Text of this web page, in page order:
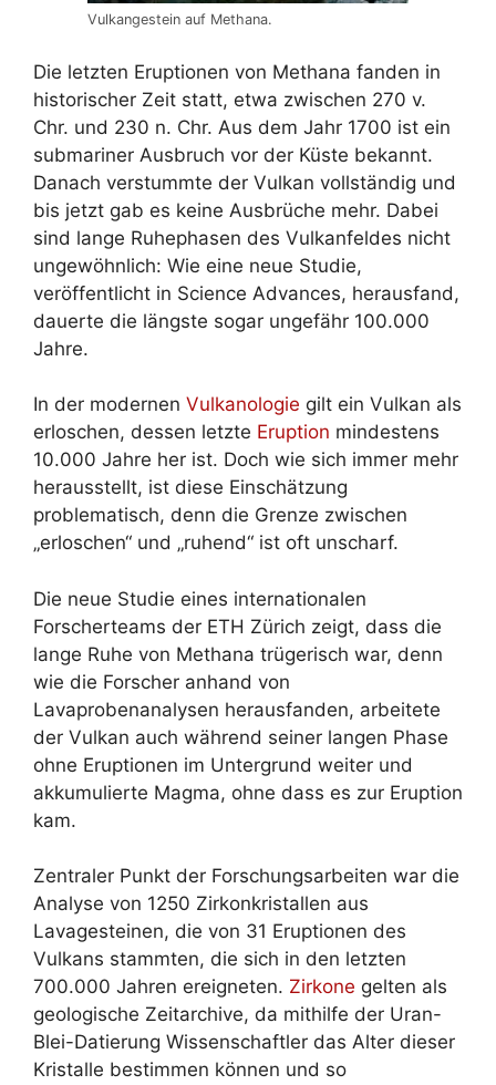
Vulkangestein auf Methana.
Die letzten Eruptionen von Methana fanden in
historischer Zeit statt, etwa zwischen 270 v.
Chr. und 230 n. Chr. Aus dem Jahr 1700 ist ein
submariner Ausbruch vor der Küste bekannt.
Danach verstummte der Vulkan vollständig und
bis jetzt gab es keine Ausbrüche mehr. Dabei
sind lange Ruhephasen des Vulkanfeldes nicht
ungewöhnlich: Wie eine neue Studie,
veröffentlicht in Science Advances, herausfand,
dauerte die längste sogar ungefähr 100.000
Jahre.
In der modernen Vulkanologie gilt ein Vulkan als
erloschen, dessen letzte Eruption mindestens
10.000 Jahre her ist. Doch wie sich immer mehr
herausstellt, ist diese Einschätzung
problematisch, denn die Grenze zwischen
„erloschen“ und „ruhend“ ist oft unscharf.
Die neue Studie eines internationalen
Forscherteams der ETH Zürich zeigt, dass die
lange Ruhe von Methana trügerisch war, denn
wie die Forscher anhand von
Lavaprobenanalysen herausfanden, arbeitete
der Vulkan auch während seiner langen Phase
ohne Eruptionen im Untergrund weiter und
akkumulierte Magma, ohne dass es zur Eruption
kam.
Zentraler Punkt der Forschungsarbeiten war die
Analyse von 1250 Zirkonkristallen aus
Lavagesteinen, die von 31 Eruptionen des
Vulkans stammten, die sich in den letzten
700.000 Jahren ereigneten. Zirkone gelten als
geologische Zeitarchive, da mithilfe der Uran-
Blei-Datierung Wissenschaftler das Alter dieser
Kristalle bestimmen können und so